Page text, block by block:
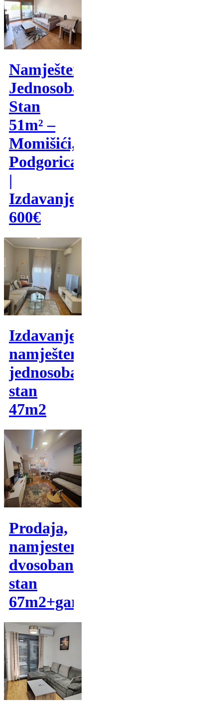
Namješten
Jednosoban
Stan
51m² –
Momišići,
Podgorica
|
Izdavanje
600€
Izdavanje,
namješten
jednosoban
stan
47m2
Prodaja,
namjesten
dvosoban
stan
67m2+garaza